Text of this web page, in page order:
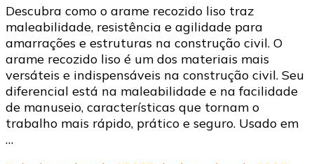
Descubra como o arame recozido liso traz
maleabilidade, resistência e agilidade para
amarrações e estruturas na construção civil. O
arame recozido liso é um dos materiais mais
versáteis e indispensáveis na construção civil. Seu
diferencial está na maleabilidade e na facilidade
de manuseio, características que tornam o
trabalho mais rápido, prático e seguro. Usado em
…